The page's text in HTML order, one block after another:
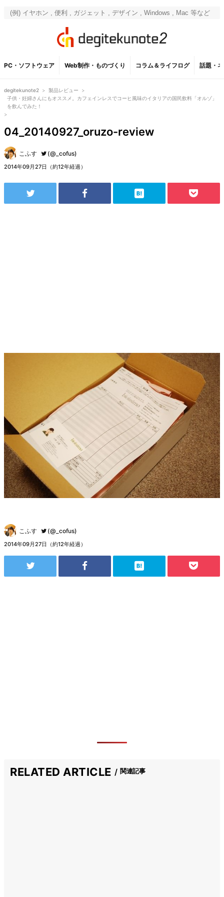
PC・ソフトウェア Web制作・ものづくり コラム＆ライフログ 話題・
degitekunote2 > 製品レビュー
>
子供・妊婦さんにもオススメ。カフェインレスでコーヒ風味のイタリアの国民飲料「オルゾ」
を飲んでみた！
>
04_20140927_oruzo-review
こふす (@_cofus)
2014年09月27日（約12年経過）
こふす (@_cofus)
2014年09月27日（約12年経過）
RELATED ARTICLE 関連記事